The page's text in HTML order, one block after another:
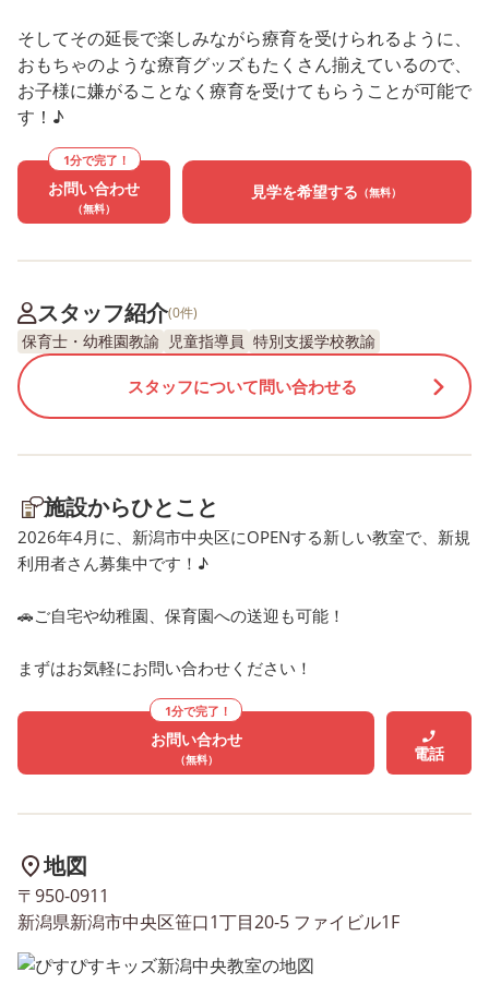
そしてその延長で楽しみながら療育を受けられるように、
おもちゃのような療育グッズもたくさん揃えているので、
お子様に嫌がることなく療育を受けてもらうことが可能で
す！♪
1分で完了！
お問い合わせ
（無料）
見学を希望する （無料）
スタッフ紹介(0件)
保育士・幼稚園教諭 児童指導員 特別支援学校教諭
スタッフについて問い合わせる
施設からひとこと
2026年4月に、新潟市中央区にOPENする新しい教室で、新規
利用者さん募集中です！♪
🚗ご自宅や幼稚園、保育園への送迎も可能！
まずはお気軽にお問い合わせください！
1分で完了！
お問い合わせ
（無料） 電話
地図
〒950-0911
新潟県新潟市中央区笹口1丁目20-5 ファイビル1F